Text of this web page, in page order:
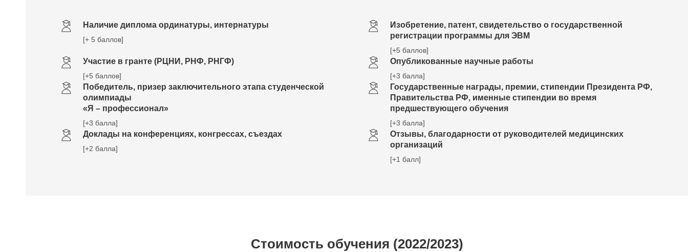
Наличие диплома ординатуры, интернатуры
[+ 5 баллов]
Изобретение, патент, свидетельство о государственной
регистрации программы для ЭВМ
[+5 баллов]
Участие в гранте (РЦНИ, РНФ, РНГФ)
[+5 баллов]
Опубликованные научные работы
[+3 балла]
Победитель, призер заключительного этапа студенческой
олимпиады
«Я – профессионал»
[+3 балла]
Государственные награды, премии, стипендии Президента РФ,
Правительства РФ, именные стипендии во время
предшествующего обучения
[+3 балла]
Доклады на конференциях, конгрессах, съездах
[+2 балла]
Отзывы, благодарности от руководителей медицинских
организаций
[+1 балл]
Стоимость обучения (2022/2023)